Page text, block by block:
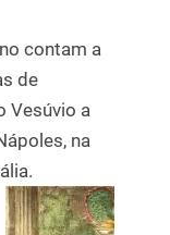
contam a
de
Vesúvio a
na